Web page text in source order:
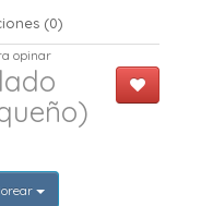
(0)
opinar